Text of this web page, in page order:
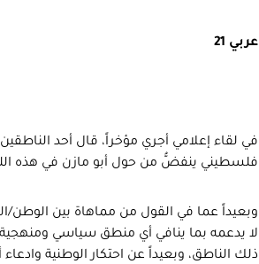
عربي 21
في لقاء إعلامي أجري مؤخراً، قال أحد
فلسطيني ينفضُّ من حول أبو مازن في هذه
وبعيداً عما في القول من مماهاة بين
لا يدعمه بما ينافي أي منطق سياسي
ذلك الناطق، وبعيداً عن احتكار الوطنية